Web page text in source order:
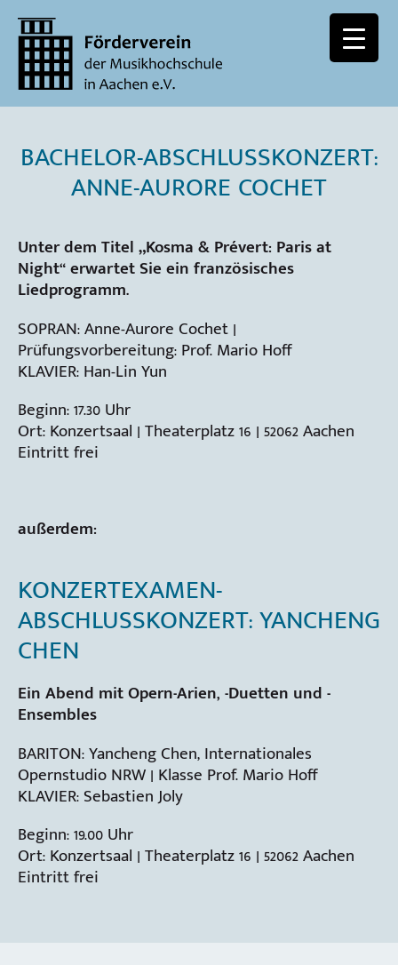
BACHELOR-ABSCHLUSSKONZERT:
ANNE-AURORE COCHET
Unter dem Titel „Kosma & Prévert: Paris at
Night“ erwartet Sie ein französisches
Liedprogramm.
SOPRAN: Anne-Aurore Cochet |
Prüfungsvorbereitung: Prof. Mario Hoff
KLAVIER: Han-Lin Yun
Beginn: 17.30 Uhr
Ort: Konzertsaal | Theaterplatz 16 | 52062 Aachen
Eintritt frei
außerdem:
KONZERTEXAMEN-
ABSCHLUSSKONZERT: YANCHENG
CHEN
Ein Abend mit Opern-Arien, -Duetten und -
Ensembles
BARITON: Yancheng Chen, Internationales
Opernstudio NRW | Klasse Prof. Mario Hoff
KLAVIER: Sebastien Joly
Beginn: 19.00 Uhr
Ort: Konzertsaal | Theaterplatz 16 | 52062 Aachen
Eintritt frei